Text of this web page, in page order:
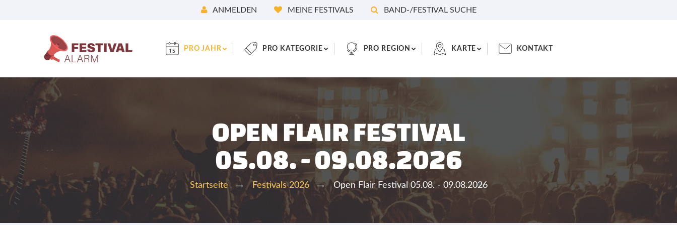
ANMELDEN MEINE FESTIVALS BAND-/FESTIVAL SUCHE
PRO JAHR PRO KATEGORIE PRO REGION KARTE KONTAKT
OPEN FLAIR FESTIVAL
05.08. - 09.08.2026
Startseite Festivals 2026 Open Flair Festival 05.08. - 09.08.2026